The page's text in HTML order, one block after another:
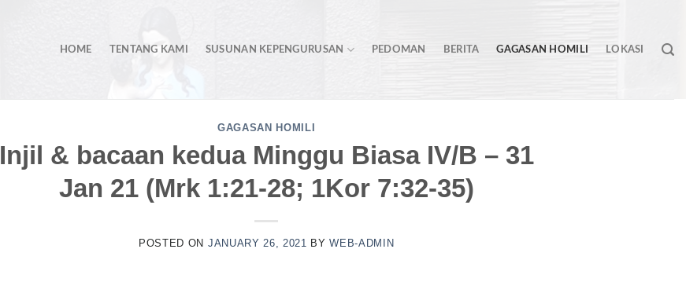
HOME TENTANG KAMI SUSUNAN KEPENGURUSAN PEDOMAN BERITA GAGASAN HOMILI LOKASI
GAGASAN HOMILI
Injil & bacaan kedua Minggu Biasa IV/B – 31
Jan 21 (Mrk 1:21-28; 1Kor 7:32-35)
POSTED ON JANUARY 26, 2021 BYWEB-ADMIN